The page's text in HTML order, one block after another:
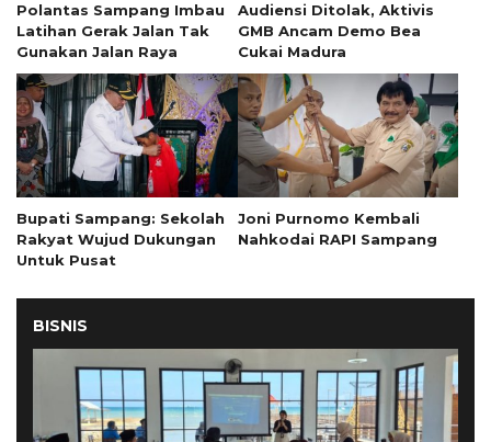
Polantas Sampang Imbau
Latihan Gerak Jalan Tak
Gunakan Jalan Raya
Audiensi Ditolak, Aktivis
GMB Ancam Demo Bea
Cukai Madura
Bupati Sampang: Sekolah
Rakyat Wujud Dukungan
Untuk Pusat
Joni Purnomo Kembali
Nahkodai RAPI Sampang
BISNIS